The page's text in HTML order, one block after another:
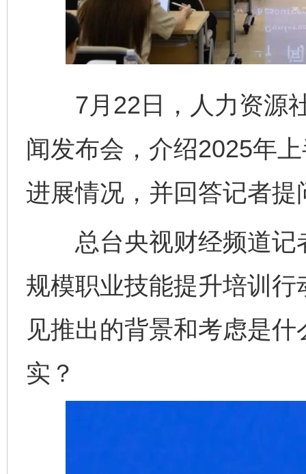
7月22日，人力资源社
闻发布会，介绍2025年
进展情况，并回答记者提
总台央视财经频道记
规模职业技能提升培训
见推出的背景和考虑是
实？